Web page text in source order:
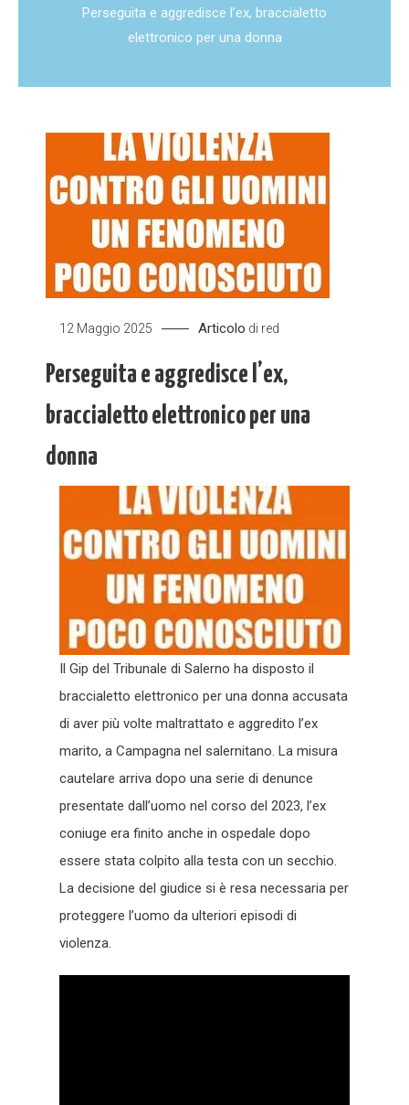
Perseguita e aggredisce l’ex, braccialetto
elettronico per una donna
12 Maggio 2025 Articolo di red
Perseguita e aggredisce l’ex,
braccialetto elettronico per una
donna
Il Gip del Tribunale di Salerno ha disposto il
braccialetto elettronico per una donna accusata
di aver più volte maltrattato e aggredito l’ex
marito, a Campagna nel salernitano. La misura
cautelare arriva dopo una serie di denunce
presentate dall’uomo nel corso del 2023, l’ex
coniuge era finito anche in ospedale dopo
essere stata colpito alla testa con un secchio.
La decisione del giudice si è resa necessaria per
proteggere l’uomo da ulteriori episodi di
violenza.